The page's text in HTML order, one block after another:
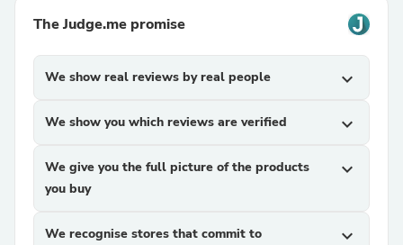
The Judge.me promise
We show real reviews by real people expand_more
We show you which reviews are verified expand_more
We give you the full picture of the products
you buy
expand_more
We recognise stores that commit to
expand_more